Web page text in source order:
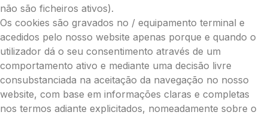
não são ficheiros ativos).
Os cookies são gravados no / equipamento terminal e
acedidos pelo nosso website apenas porque e quando o
utilizador dá o seu consentimento através de um
comportamento ativo e mediante uma decisão livre
consubstanciada na aceitação da navegação no nosso
website, com base em informações claras e completas
nos termos adiante explicitados, nomeadamente sobre o